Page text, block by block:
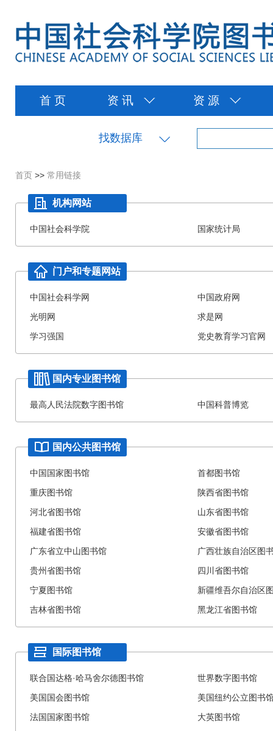
首 页 资 讯 资 源
找数据库
首页 >> 常用链接
机构网站
中国社会科学院 国家统计局
门户和专题网站
中国社会科学网
中国政府网
光明网
求是网
学习强国
党史教育学习官网
国内专业图书馆
最高人民法院数字图书馆 中国科普博览
国内公共图书馆
中国国家图书馆
首都图书馆
重庆图书馆
陕西省图书馆
河北省图书馆
山东省图书馆
福建省图书馆
安徽省图书馆
广东省立中山图书馆
广西壮族自治区图
贵州省图书馆
四川省图书馆
宁夏图书馆
新疆维吾尔自治区
吉林省图书馆
黑龙江省图书馆
国际图书馆
联合国达格·哈马舍尔德图书馆
世界数字图书馆
美国国会图书馆
美国纽约公立图书
法国国家图书馆
大英图书馆